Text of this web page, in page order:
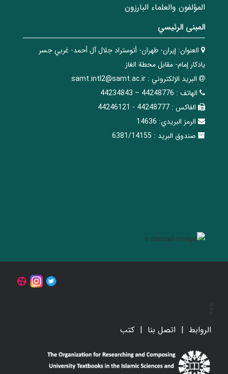
المؤلفون والعلماء البارزون
المبنی الرئيسي
العنوان: إيران- طهران- أتوستراد جلال آل أحمد- غربي جسر
يادكار إمام- مقابل محطة الغاز
البريد الإلکتروني : samt.intl2@samt.ac.ir
الهاتف : 44248776 – 44234843
الفاکس : 44248777 - 44246121
الرمز البريدي: 14636
صندوق البريد : 6381/14155
الروابط اتصل بنا کتب